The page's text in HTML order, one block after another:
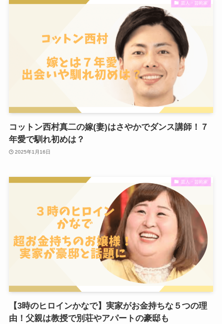
芸人・芸術家
コットン西村真二の嫁(妻)はさやかでダンス講師！７
年愛で馴れ初めは？
2025年1月16日
芸人・芸術家
【3時のヒロインかなで】実家がお金持ちな５つの理
由！父親は教授で別荘やアパートの豪邸も